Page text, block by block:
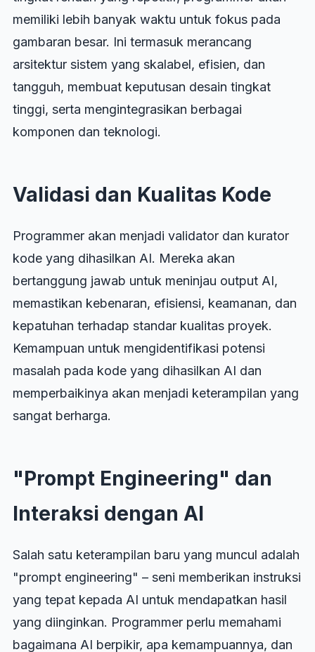
memiliki lebih banyak waktu untuk fokus pada
gambaran besar. Ini termasuk merancang
arsitektur sistem yang skalabel, efisien, dan
tangguh, membuat keputusan desain tingkat
tinggi, serta mengintegrasikan berbagai
komponen dan teknologi.
Validasi dan Kualitas Kode
Programmer akan menjadi validator dan kurator
kode yang dihasilkan AI. Mereka akan
bertanggung jawab untuk meninjau output AI,
memastikan kebenaran, efisiensi, keamanan, dan
kepatuhan terhadap standar kualitas proyek.
Kemampuan untuk mengidentifikasi potensi
masalah pada kode yang dihasilkan AI dan
memperbaikinya akan menjadi keterampilan yang
sangat berharga.
"Prompt Engineering" dan
Interaksi dengan AI
Salah satu keterampilan baru yang muncul adalah
"prompt engineering" – seni memberikan instruksi
yang tepat kepada AI untuk mendapatkan hasil
yang diinginkan. Programmer perlu memahami
bagaimana AI berpikir, apa kemampuannya, dan